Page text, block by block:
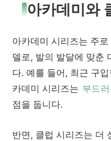
아카데미와
아카데미 시리즈는 주로
델로, 발의 발달에 맞춘
다. 예를 들어, 최근 구
카데미 시리즈는 부드
점을 둡니다.
반면, 클럽 시리즈는 더